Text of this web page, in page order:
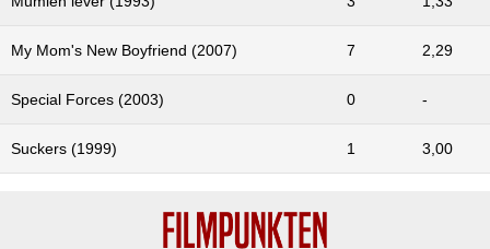
My Mom's New Boyfriend (2007) 7 2,29
Special Forces (2003) 0 -
Suckers (1999) 1 3,00